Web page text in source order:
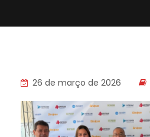
26 de março de 2026